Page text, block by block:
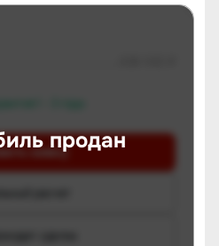
продан
заявку